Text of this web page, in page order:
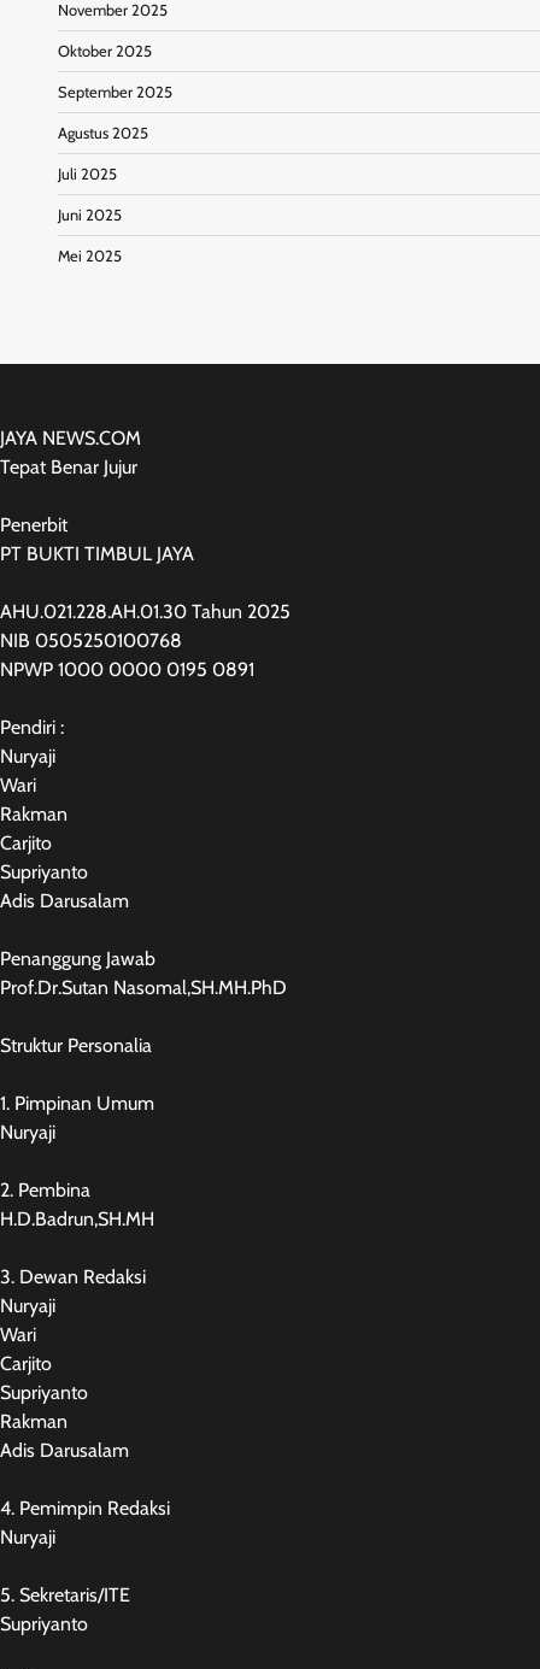
November 2025
Oktober 2025
September 2025
Agustus 2025
Juli 2025
Juni 2025
Mei 2025
JAYA NEWS.COM
Tepat Benar Jujur
Penerbit
PT BUKTI TIMBUL JAYA
AHU.021.228.AH.01.30 Tahun 2025
NIB 0505250100768
NPWP 1000 0000 0195 0891
Pendiri :
Nuryaji
Wari
Rakman
Carjito
Supriyanto
Adis Darusalam
Penanggung Jawab
Prof.Dr.Sutan Nasomal,SH.MH.PhD
Struktur Personalia
1. Pimpinan Umum
Nuryaji
2. Pembina
H.D.Badrun,SH.MH
3. Dewan Redaksi
Nuryaji
Wari
Carjito
Supriyanto
Rakman
Adis Darusalam
4. Pemimpin Redaksi
Nuryaji
5. Sekretaris/ITE
Supriyanto